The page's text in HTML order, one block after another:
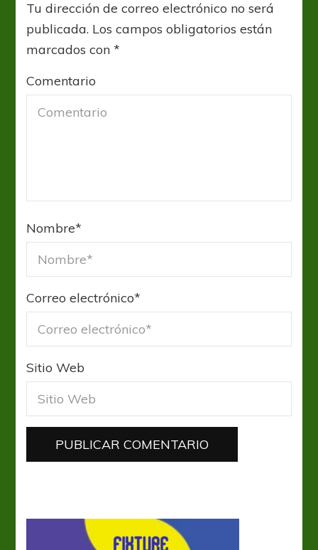
Tu dirección de correo electrónico no será
publicada. Los campos obligatorios están
marcados con*
Comentario
Nombre*
Correo electrónico*
Sitio Web